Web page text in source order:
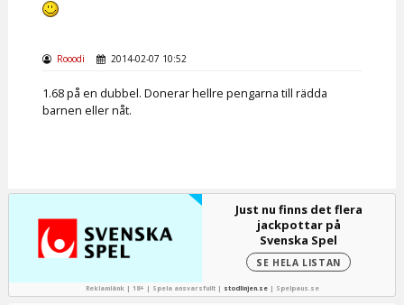
Rooodi 2014-02-07 10:52
1.68 på en dubbel. Donerar hellre pengarna till rädda
barnen eller nåt.
Just nu finns det flera
jackpottar på
Svenska Spel
SE HELA LISTAN
Reklamlänk | 18+ | Spela ansvarsfullt | stodlinjen.se| Spelpaus.se